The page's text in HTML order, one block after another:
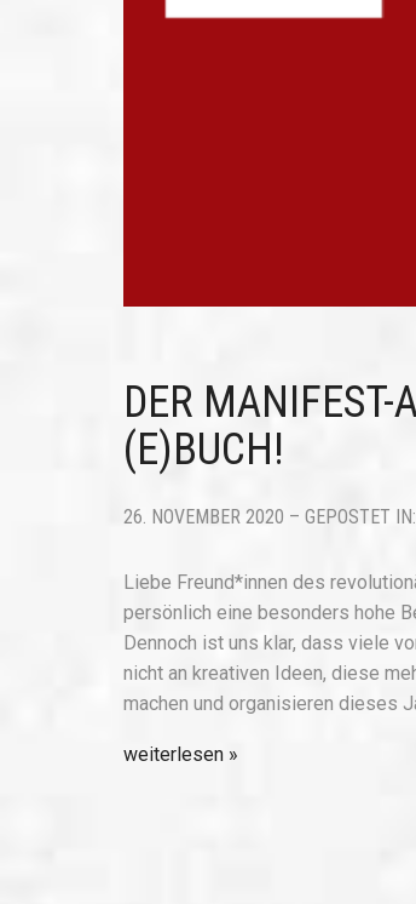
DER MANIFEST-
(E)BUCH!
26. NOVEMBER 2020 – GEPOSTET IN:
Liebe Freund*innen des
persönlich eine besonders hohe
Dennoch ist uns klar, dass viele
nicht an kreativen Ideen, diese
machen und organisieren dieses
weiterlesen